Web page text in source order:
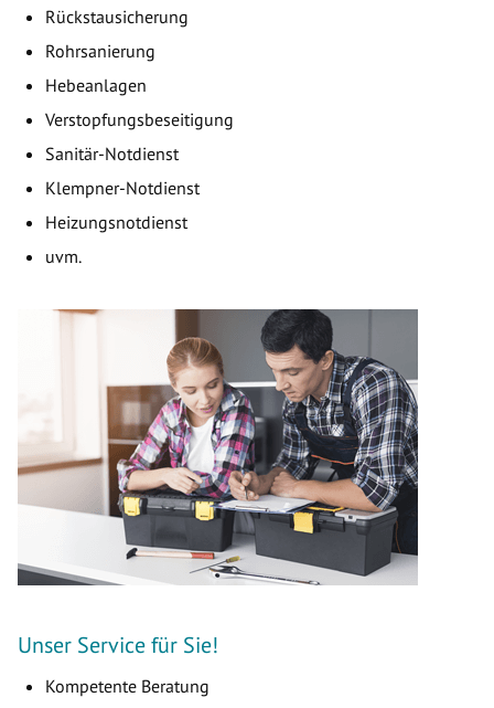
Rückstausicherung
Rohrsanierung
Hebeanlagen
Verstopfungsbeseitigung
Sanitär-Notdienst
Klempner-Notdienst
Heizungsnotdienst
uvm.
Unser Service für Sie!
Kompetente Beratung